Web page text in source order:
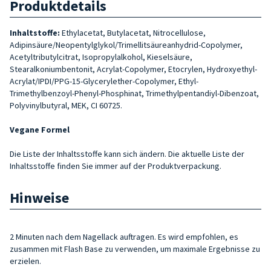
Produktdetails
Inhaltstoffe: Ethylacetat, Butylacetat, Nitrocellulose,
Adipinsäure/Neopentylglykol/Trimellitsäureanhydrid-Copolymer,
Acetyltributylcitrat, Isopropylalkohol, Kieselsäure,
Stearalkoniumbentonit, Acrylat-Copolymer, Etocrylen, Hydroxyethyl-
Acrylat/IPDI/PPG-15-Glycerylether-Copolymer, Ethyl-
Trimethylbenzoyl-Phenyl-Phosphinat, Trimethylpentandiyl-Dibenzoat,
Polyvinylbutyral, MEK, CI 60725.
Vegane Formel
Die Liste der Inhaltsstoffe kann sich ändern. Die aktuelle Liste der
Inhaltsstoffe finden Sie immer auf der Produktverpackung.
Hinweise
2 Minuten nach dem Nagellack auftragen. Es wird empfohlen, es
zusammen mit Flash Base zu verwenden, um maximale Ergebnisse zu
erzielen.